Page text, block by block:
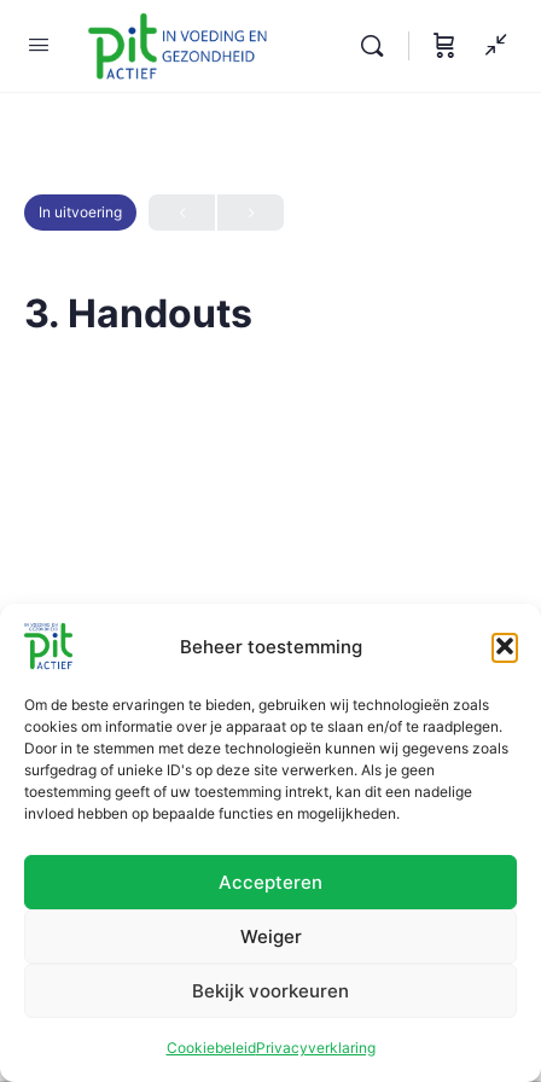
Beheer toestemming
Om de beste ervaringen te bieden, gebruiken wij technologieën zoals
cookies om informatie over je apparaat op te slaan en/of te raadplegen.
Door in te stemmen met deze technologieën kunnen wij gegevens zoals
surfgedrag of unieke ID's op deze site verwerken. Als je geen
toestemming geeft of uw toestemming intrekt, kan dit een nadelige
invloed hebben op bepaalde functies en mogelijkheden.
Accepteren
Weiger
Bekijk voorkeuren
CookiebeleidPrivacyverklaring
In uitvoering
3. Handouts